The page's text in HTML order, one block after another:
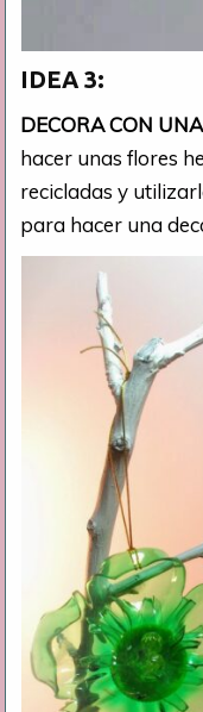
IDEA 3:
DECORA CON
hacer unas flores
recicladas y
para hacer una